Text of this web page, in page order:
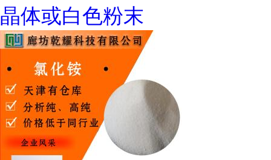
晶体或白色粉末